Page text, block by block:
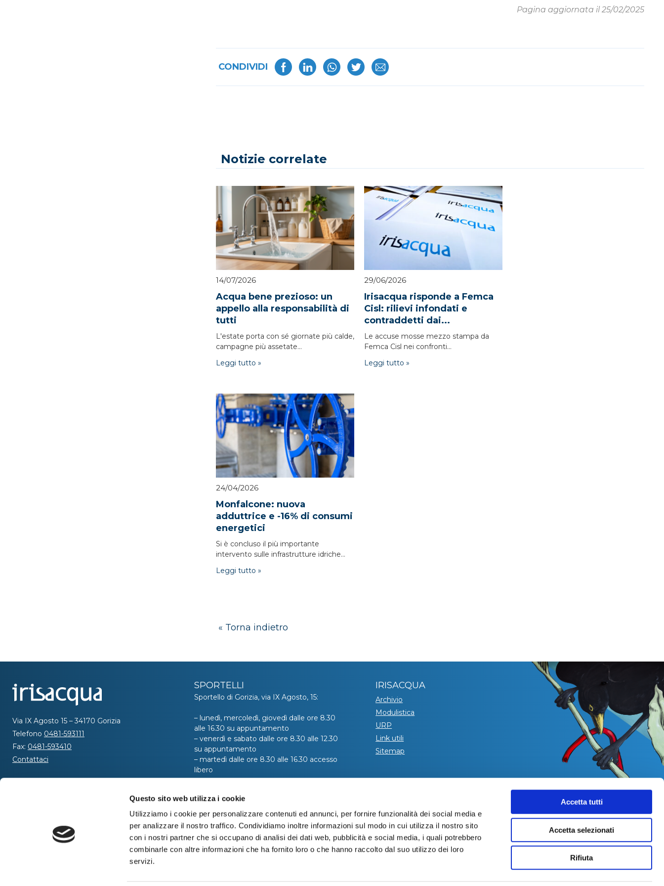
Questo sito web utilizza i cookie
Utilizziamo i cookie per personalizzare contenuti ed annunci, per fornire funzionalità dei social media e
per analizzare il nostro traffico. Condividiamo inoltre informazioni sul modo in cui utilizza il nostro sito
con i nostri partner che si occupano di analisi dei dati web, pubblicità e social media, i quali potrebbero
combinarle con altre informazioni che ha fornito loro o che hanno raccolto dal suo utilizzo dei loro
servizi.
Accetta tutti
Accetta selezionati
Rifiuta
Pagina aggiornata il 25/02/2025
CONDIVIDI
Notizie correlate
14/07/2026
Acqua bene prezioso: un
appello alla responsabilità di
tutti
L'estate porta con sé giornate più calde,
campagne più assetate...
Leggi tutto »
29/06/2026
Irisacqua risponde a Femca
Cisl: rilievi infondati e
contraddetti dai...
Le accuse mosse mezzo stampa da
Femca Cisl nei confronti...
Leggi tutto »
24/04/2026
Monfalcone: nuova
adduttrice e -16% di consumi
energetici
Si è concluso il più importante
intervento sulle infrastrutture idriche...
Leggi tutto »
« Torna indietro
Via IX Agosto 15 – 34170 Gorizia
Telefono 0481-593111
Fax: 0481-593410
Contattaci
SPORTELLI
Sportello di Gorizia, via IX Agosto, 15:
– lunedì, mercoledì, giovedì dalle ore 8.30
alle 16.30 su appuntamento
– venerdì e sabato dalle ore 8.30 alle 12.30
su appuntamento
– martedì dalle ore 8.30 alle 16.30 accesso
libero
al numero verde 800 99 31 31 (contatto
telefonico disponibile da lunedì a venerdì
dalle ore 8:00 alle 20:00 – il sabato dalle
IRISACQUA
Archivio
Modulistica
URP
Link utili
Sitemap